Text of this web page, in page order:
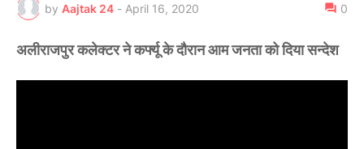
by Aajtak 24 - April 16, 2020 0
अलीराजपुर कलेक्टर ने कर्फ्यू के दौरान आम जनता को दिया सन्देश